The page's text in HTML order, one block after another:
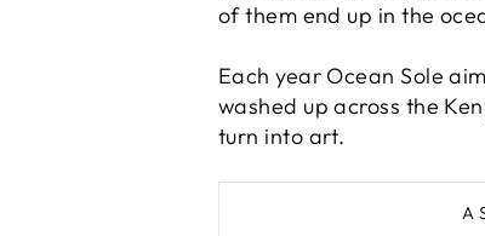
of them end up in the
Each year Ocean Sole
washed up across the
turn into art.